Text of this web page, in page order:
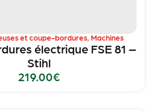
et coupe-bordures, Machines
électrique FSE 81 –
Stihl
219.00€